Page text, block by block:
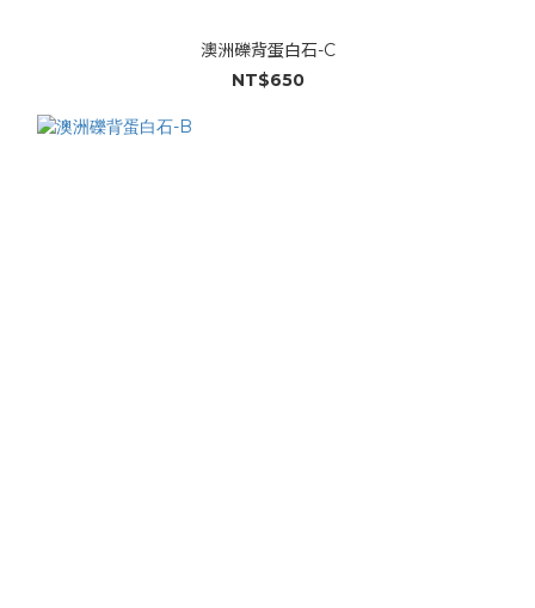
澳洲礫背蛋白石-C
NT$650